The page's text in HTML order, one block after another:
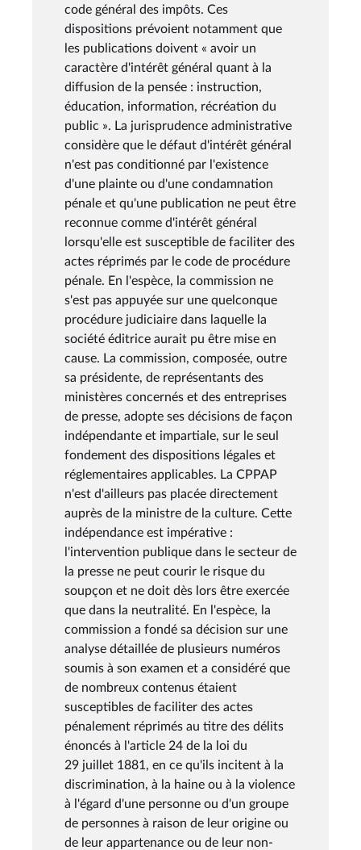
code général des impôts. Ces
dispositions prévoient notamment que
les publications doivent « avoir un
caractère d'intérêt général quant à la
diffusion de la pensée : instruction,
éducation, information, récréation du
public ». La jurisprudence administrative
considère que le défaut d'intérêt général
n'est pas conditionné par l'existence
d'une plainte ou d'une condamnation
pénale et qu'une publication ne peut être
reconnue comme d'intérêt général
lorsqu'elle est susceptible de faciliter des
actes réprimés par le code de procédure
pénale. En l'espèce, la commission ne
s'est pas appuyée sur une quelconque
procédure judiciaire dans laquelle la
société éditrice aurait pu être mise en
cause. La commission, composée, outre
sa présidente, de représentants des
ministères concernés et des entreprises
de presse, adopte ses décisions de façon
indépendante et impartiale, sur le seul
fondement des dispositions légales et
réglementaires applicables. La CPPAP
n'est d'ailleurs pas placée directement
auprès de la ministre de la culture. Cette
indépendance est impérative :
l'intervention publique dans le secteur de
la presse ne peut courir le risque du
soupçon et ne doit dès lors être exercée
que dans la neutralité. En l'espèce, la
commission a fondé sa décision sur une
analyse détaillée de plusieurs numéros
soumis à son examen et a considéré que
de nombreux contenus étaient
susceptibles de faciliter des actes
pénalement réprimés au titre des délits
énoncés à l'article 24 de la loi du
29 juillet 1881, en ce qu'ils incitent à la
discrimination, à la haine ou à la violence
à l'égard d'une personne ou d'un groupe
de personnes à raison de leur origine ou
de leur appartenance ou de leur non-